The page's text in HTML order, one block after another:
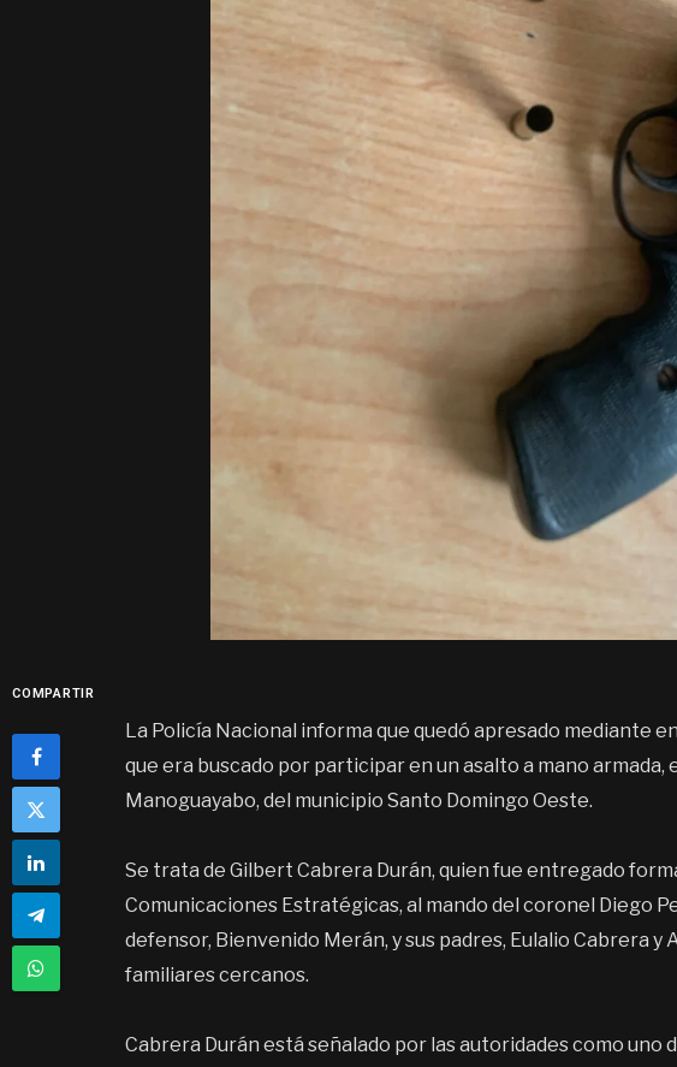
COMPARTIR
La Policía Nacional informa que quedó apresado mediante
que era buscado por participar en un asalto a mano
Manoguayabo, del municipio Santo Domingo Oeste.
Se trata de Gilbert Cabrera Durán, quien fue entregado
Comunicaciones Estratégicas, al mando del coronel Diego
defensor, Bienvenido Merán, y sus padres, Eulalio Cabrera y
familiares cercanos.
Cabrera Durán está señalado por las autoridades como uno